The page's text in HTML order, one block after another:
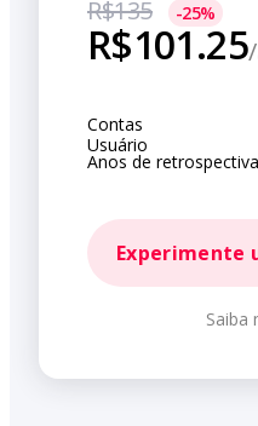
Experimente
R$135
R$101.25/
Contas
Usuário
Anos de retrospectiva
Saiba